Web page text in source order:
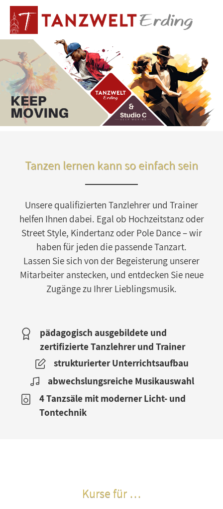
Tanzen lernen kann so einfach sein
Unsere qualifizierten Tanzlehrer und Trainer
helfen Ihnen dabei. Egal ob Hochzeitstanz oder
Street Style, Kindertanz oder Pole Dance – wir
haben für jeden die passende Tanzart.
Lassen Sie sich von der Begeisterung unserer
Mitarbeiter anstecken, und entdecken Sie neue
Zugänge zu Ihrer Lieblingsmusik.
pädagogisch ausgebildete und
zertifizierte Tanzlehrer und Trainer
strukturierter Unterrichtsaufbau
abwechslungsreiche Musikauswahl
4 Tanzsäle mit moderner Licht- und
Tontechnik
Kurse für …